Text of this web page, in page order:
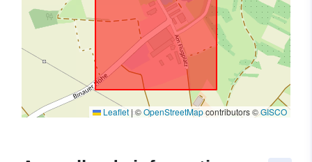
Leaflet |©OpenStreetMapcontributors ©GISCO